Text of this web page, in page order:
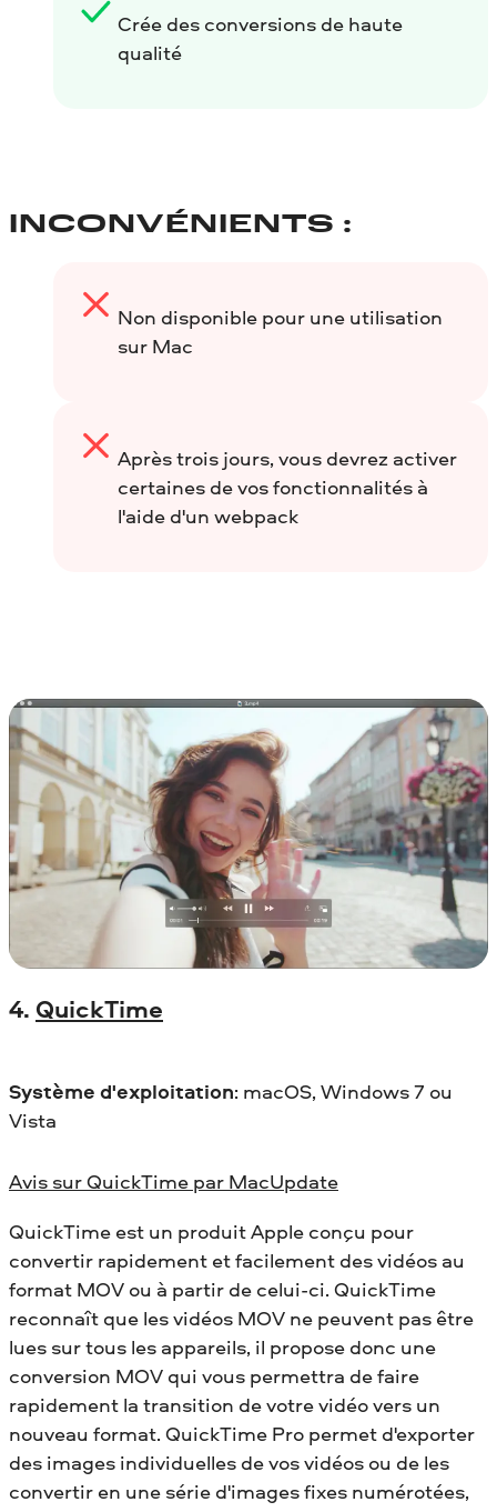
Crée des conversions de haute
qualité
INCONVÉNIENTS :
Non disponible pour une utilisation
sur Mac
Après trois jours, vous devrez activer
certaines de vos fonctionnalités à
l'aide d'un webpack
4. QuickTime
Système d'exploitation: macOS, Windows 7 ou
Vista
Avis sur QuickTime par MacUpdate
QuickTime est un produit Apple conçu pour
convertir rapidement et facilement des vidéos au
format MOV ou à partir de celui-ci. QuickTime
reconnaît que les vidéos MOV ne peuvent pas être
lues sur tous les appareils, il propose donc une
conversion MOV qui vous permettra de faire
rapidement la transition de votre vidéo vers un
nouveau format. QuickTime Pro permet d'exporter
des images individuelles de vos vidéos ou de les
convertir en une série d'images fixes numérotées,